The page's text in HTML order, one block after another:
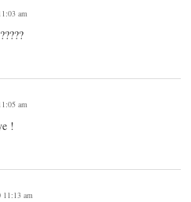
am
am
!
11:13 am